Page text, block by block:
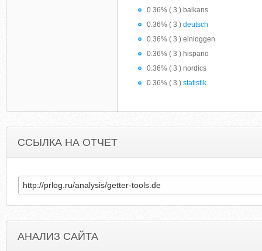
0.36% ( 3 ) balkans
0.36% ( 3 ) deutsch
0.36% ( 3 ) einloggen
0.36% ( 3 ) hispano
0.36% ( 3 ) nordics
0.36% ( 3 ) statistik
ССЫЛКА НА ОТЧЕТ
АНАЛИЗ САЙТА